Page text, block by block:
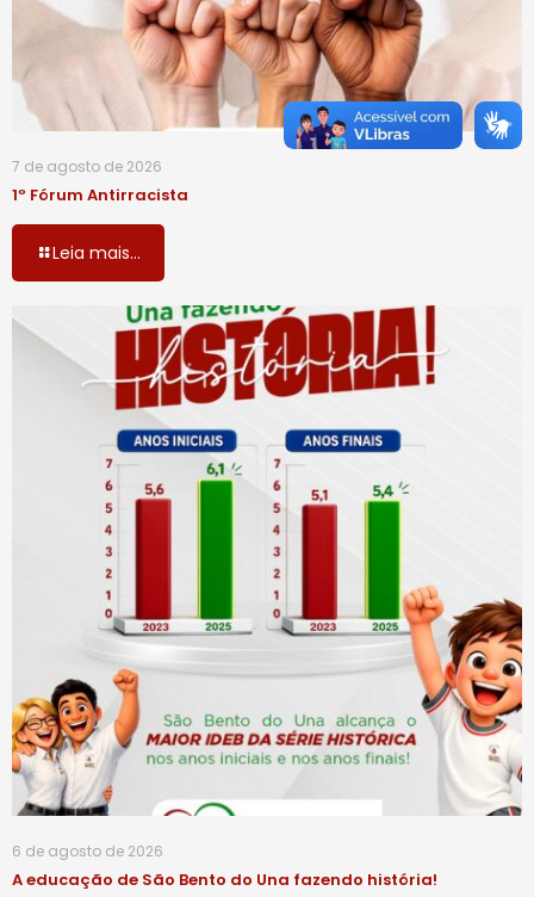
7 de agosto de 2026
1º Fórum Antirracista
Leia mais...
6 de agosto de 2026
A educação de São Bento do Una fazendo história!